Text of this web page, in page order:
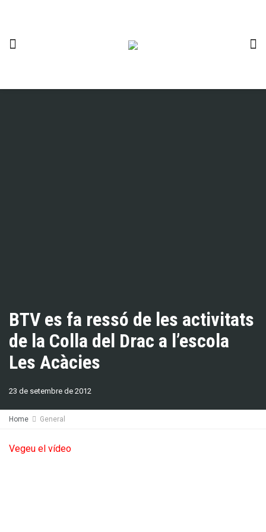
BTV es fa ressó de les activitats
de la Colla del Drac a l’escola
Les Acàcies
23 de setembre de 2012
Home General
Vegeu el vídeo